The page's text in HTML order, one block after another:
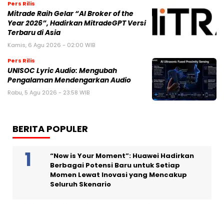
Pers Rilis
Mitrade Raih Gelar “AI Broker of the
Year 2026”, Hadirkan MitradeGPT Versi
Terbaru di Asia
Kamis, 6 Agu 2026 - 02:00 WIB
Pers Rilis
UNISOC Lyric Audio: Mengubah
Pengalaman Mendengarkan Audio
Rabu, 5 Agu 2026 - 23:58 WIB
BERITA POPULER
“Now is Your Moment”: Huawei Hadirkan
Berbagai Potensi Baru untuk Setiap
Momen Lewat Inovasi yang Mencakup
Seluruh Skenario